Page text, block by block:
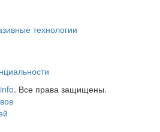
технологии
. Все права защищены.